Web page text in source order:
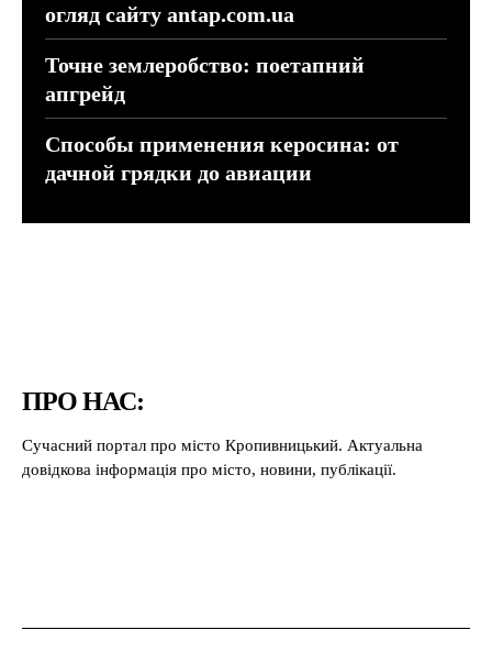
огляд сайту antap.com.ua
Точне землеробство: поетапний
апгрейд
Способы применения керосина: от
дачной грядки до авиации
ПРО НАС:
Сучасний портал про місто Кропивницький. Актуальна
довідкова інформація про місто, новини, публікації.